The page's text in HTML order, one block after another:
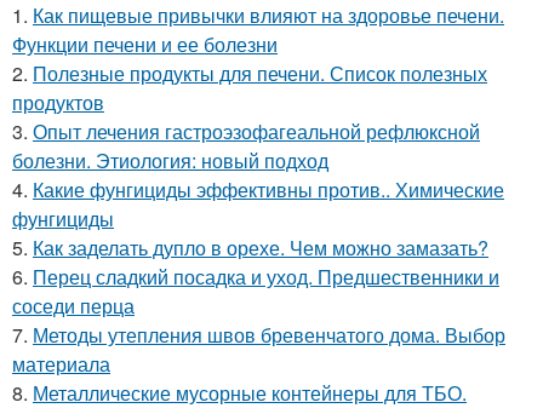
1. Как пищевые привычки влияют на здоровье печени.
Функции печени и ее болезни
2. Полезные продукты для печени. Список полезных
продуктов
3. Опыт лечения гастроэзофагеальной рефлюксной
болезни. Этиология: новый подход
4. Какие фунгициды эффективны против.. Химические
фунгициды
5. Как заделать дупло в орехе. Чем можно замазать?
6. Перец сладкий посадка и уход. Предшественники и
соседи перца
7. Методы утепления швов бревенчатого дома. Выбор
материала
8. Металлические мусорные контейнеры для ТБО.